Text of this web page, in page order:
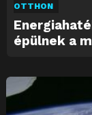
OTTHON
épülnek a